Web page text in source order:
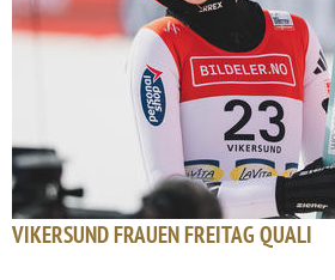
VIKERSUND FRAUEN FREITAG QUALI